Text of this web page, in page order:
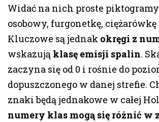
Widać na nich proste
osobowy, furgonetkę, ciężarówkę
Kluczowe są jednak okręgi z
wskazują klasę emisji spalin.
zaczyna się od 0 i rośnie do
dopuszczonego w danej strefie.
znaki będą jednakowe w całej
numery klas mogą się różnić w